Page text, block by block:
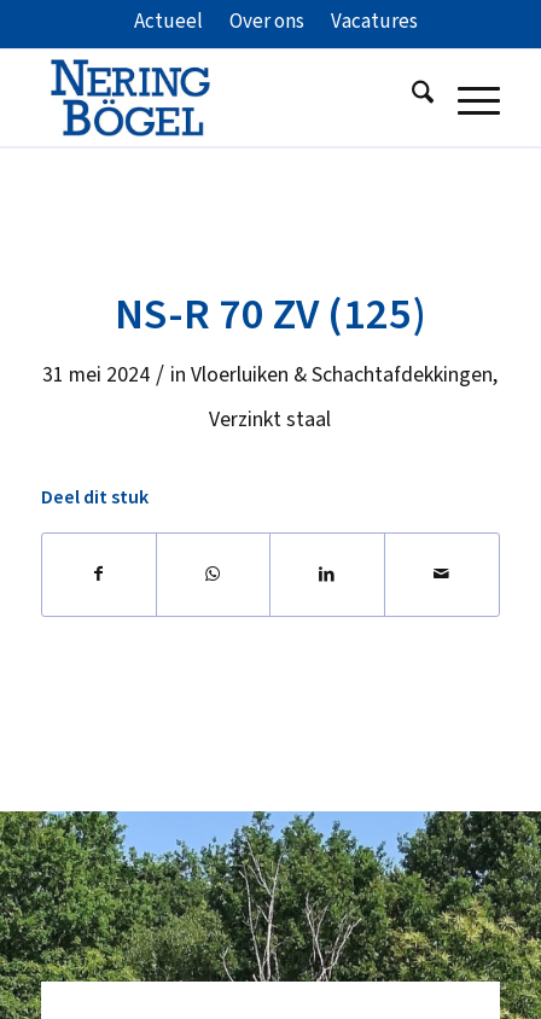
Actueel Over ons Vacatures
NS-R 70 ZV (125)
31 mei 2024 / inVloerluiken & Schachtafdekkingen,
Verzinkt staal
Deel dit stuk